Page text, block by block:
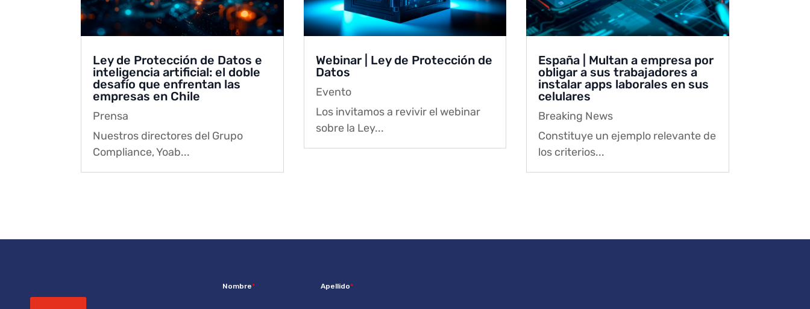
Ley de Protección de Datos e
inteligencia artificial: el doble
desafío que enfrentan las
empresas en Chile
Prensa
Nuestros directores del Grupo
Compliance, Yoab...
Webinar | Ley de Protección de
Datos
Evento
Los invitamos a revivir el webinar
sobre la Ley...
España | Multan a empresa por
obligar a sus trabajadores a
instalar apps laborales en sus
celulares
Breaking News
Constituye un ejemplo relevante de
los criterios...